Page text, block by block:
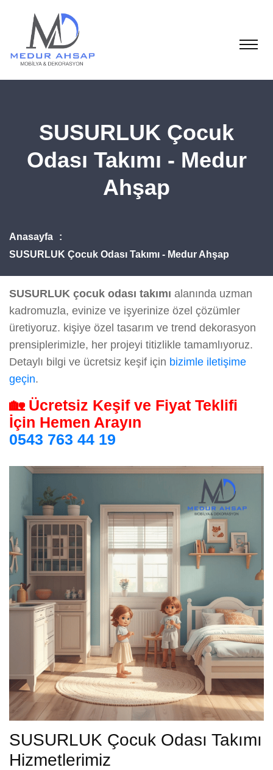
SUSURLUK Çocuk
Odası Takımı - Medur
Ahşap
Anasayfa
SUSURLUK Çocuk Odası Takımı - Medur Ahşap
SUSURLUK çocuk odası takımı alanında uzman
kadromuzla, evinize ve işyerinize özel çözümler
üretiyoruz. kişiye özel tasarım ve trend dekorasyon
prensiplerimizle, her projeyi titizlikle tamamlıyoruz.
Detaylı bilgi ve ücretsiz keşif için bizimle iletişime
geçin.
🏡 Ücretsiz Keşif ve Fiyat Teklifi
İçin Hemen Arayın
0543 763 44 19
SUSURLUK Çocuk Odası Takımı
Hizmetlerimiz